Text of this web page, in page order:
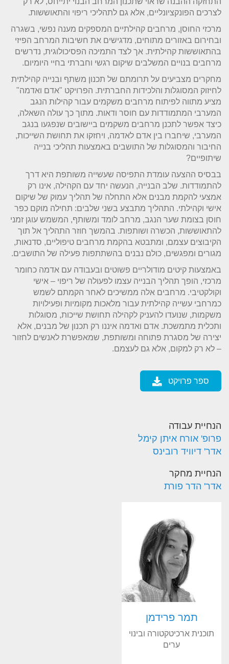
לצרכים הפונקציונליים, אלא גם לתהליכי ריפוי והתאוששות.
מרכזי החוסן, מרחבים קהילתיים המספקים מענה נפשי, בשגרה
ובחירום באזורים מתוחים, מדגישים את חשיבות המרחב הפיזי
בהתאוששות קהילתית. אך לצד התמיכה הפסיכולוגית, נדרשים
מרחבים בנויים המשלבים שיקום רגשי וחברתי בחיי היומיום.
מחקרים מצביעים על תרומתם של תכנון משתף ובנייה קהילתית
לחיזוק המסוגלות והלכידות החברתית. הפרויקט "אדם ואדמה"
מציע מתווה לפיתוח מרחבים משקמים עבור קהילות הנגב
המערבי המתמודדות עם חוסר ודאות. מתוך כך עולה השאלה,
כיצד אפשר לתכנן מרחבים משקמים ביישובים שנפגעו בנגב
המערבי, שיחברו בין אדם לאדמה, ויחזקו את תחושת השייכות,
החיבור והמסוגלות של התושבים באמצעות תהליכי בנייה
שיתופיים?
בבסיס ההצעה עומדת התפיסה שעשייה משותפת היא דרך
להתמודדות. שלב הבנייה, הנעשה יחד עם הקהילה, אינו רק
אמצעי להקמת מבנים אלא התחלה של תהליך עמוק של שיקום
אישי וקהילתי. התהליך מתבצע בשני שלבים: תחילה מוקם כפר
חוסן בצומת שער הנגב, מרחב לומד ומשותף, המשמש עוגן זמני
להתאוששות, הכשרה ושותפות. בהמשך חוזר התהליך אל תוך
הקיבוצים עצמם, ומתבטא בהקמת מרחבים טיפוליים, סדנאות,
מגורים ומפגשים, כולם נבנים בהשתתפות פעילה של התושבים.
באמצעות קיטים מודולריים פשוטים ובעבודה עם אדמה כחומר
מרכזי, הופך תהליך הבנייה עצמו לפעולה של ריפוי – אישי
וקולקטיבי. מרחבים אלה ממשיכים לאחר הקמתם לשמש
כמרחבי עשייה קהילתית עבור מלאכות מקומיות ופעילויות
משקמות, שנועדו להעניק לקהילה תחושת שייכות, מסוגלות
ותכלית מתמשכת. אדם ואדמה איננו רק תכנון של מבנים, אלא
יצירה של מסגרת פתוחה ומשותפת, שמאפשרת לאנשים לחזור
– לא רק למקום, אלא גם לעצמם.
ספר פרויקט
הנחיית עבודה
פרופ' אורח איתן קימל
אדר' דיוויד רובינס
הנחיית מחקר
אדר' הדר פורת
תמר פרידמן
תוכנית ארכיטקטורה ובינוי
ערים